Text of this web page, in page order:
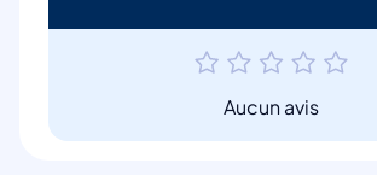
Aucun avis